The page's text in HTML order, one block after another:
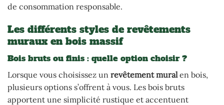
de consommation responsable.
Les différents styles de revêtements
muraux en bois massif
Bois bruts ou finis : quelle option choisir ?
Lorsque vous choisissez un revêtement muralen bois,
plusieurs options s’offrent à vous. Les bois bruts
apportent une simplicité rustique et accentuent